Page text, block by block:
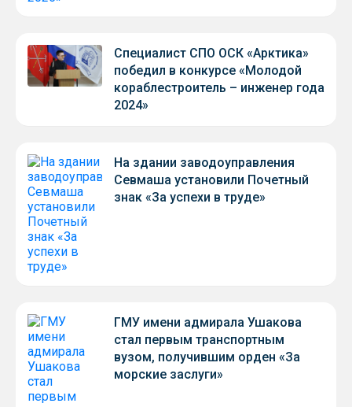
Специалист СПО ОСК «Арктика»
победил в конкурсе «Молодой
кораблестроитель – инженер года
2024»
На здании заводоуправления
Севмаша установили Почетный
знак «За успехи в труде»
ГМУ имени адмирала Ушакова
стал первым транспортным
вузом, получившим орден «За
морские заслуги»